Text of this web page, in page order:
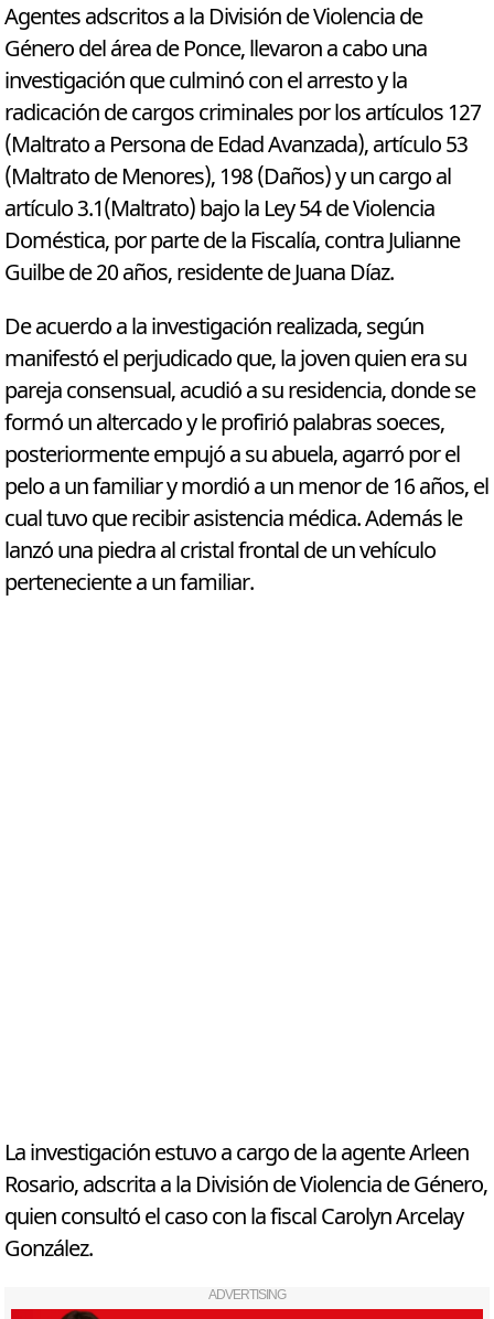
Agentes adscritos a la División de Violencia de
Género del área de Ponce, llevaron a cabo una
investigación que culminó con el arresto y la
radicación de cargos criminales por los artículos 127
(Maltrato a Persona de Edad Avanzada), artículo 53
(Maltrato de Menores), 198 (Daños) y un cargo al
artículo 3.1(Maltrato) bajo la Ley 54 de Violencia
Doméstica, por parte de la Fiscalía, contra Julianne
Guilbe de 20 años, residente de Juana Díaz.
De acuerdo a la investigación realizada, según
manifestó el perjudicado que, la joven quien era su
pareja consensual, acudió a su residencia, donde se
formó un altercado y le profirió palabras soeces,
posteriormente empujó a su abuela, agarró por el
pelo a un familiar y mordió a un menor de 16 años, el
cual tuvo que recibir asistencia médica. Además le
lanzó una piedra al cristal frontal de un vehículo
perteneciente a un familiar.
La investigación estuvo a cargo de la agente Arleen
Rosario, adscrita a la División de Violencia de Género,
quien consultó el caso con la fiscal Carolyn Arcelay
González.
ADVERTISING